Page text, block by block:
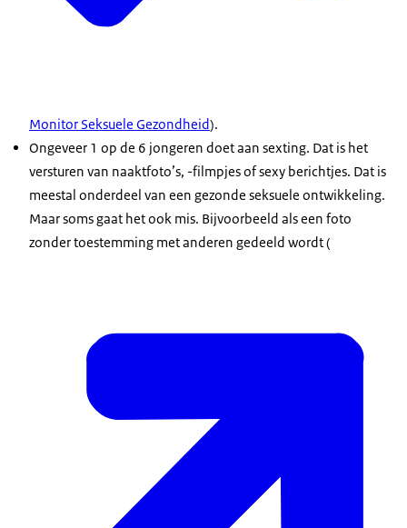
Monitor Seksuele Gezondheid).
Ongeveer 1 op de 6 jongeren doet aan sexting. Dat is het
versturen van naaktfoto’s, -filmpjes of sexy berichtjes. Dat is
meestal onderdeel van een gezonde seksuele ontwikkeling.
Maar soms gaat het ook mis. Bijvoorbeeld als een foto
zonder toestemming met anderen gedeeld wordt (